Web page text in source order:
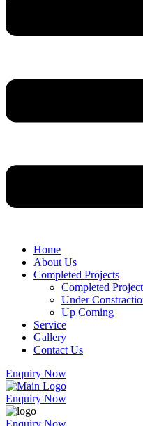
Home
About Us
Completed Projects
Completed
Under
Up Coming
Service
Gallery
Contact Us
Enquiry Now
Enquiry Now
Enquiry Now